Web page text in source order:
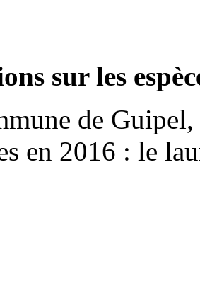
sur les
de
en 2016 : le